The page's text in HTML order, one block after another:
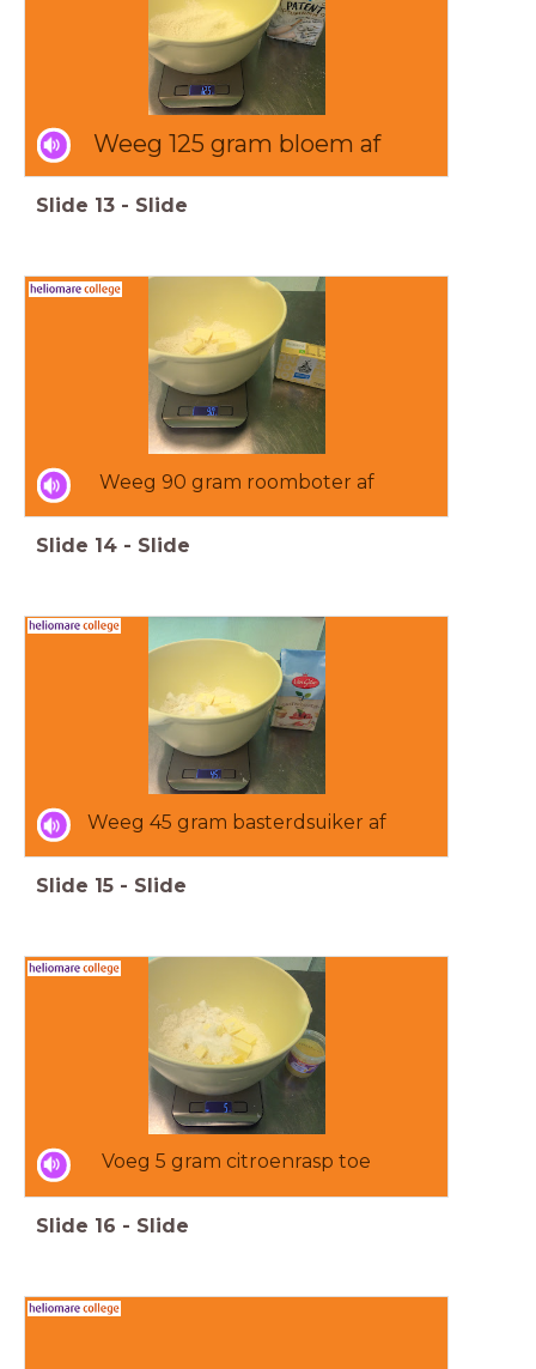
Weeg 125 gram bloem af
Slide 13 - Slide
Weeg 90 gram roomboter af
Slide 14 - Slide
Weeg 45 gram basterdsuiker af
Slide 15 - Slide
Voeg 5 gram citroenrasp toe
Slide 16 - Slide